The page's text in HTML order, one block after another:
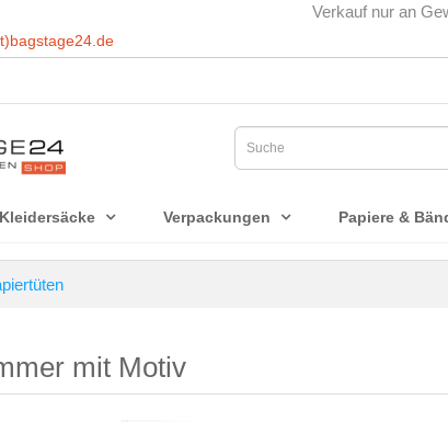
Verkauf nur an
Kleidersäcke Verpackungen Papiere &
mit Motiv